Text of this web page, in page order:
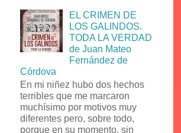
EL CRIMEN DE
LOS GALINDOS.
TODA LA VERDAD
de Juan Mateo
Fernández de
Córdova
En mi niñez hubo dos hechos
terribles que me marcaron
muchísimo por motivos muy
diferentes pero, sobre todo,
porque en su momento, sin